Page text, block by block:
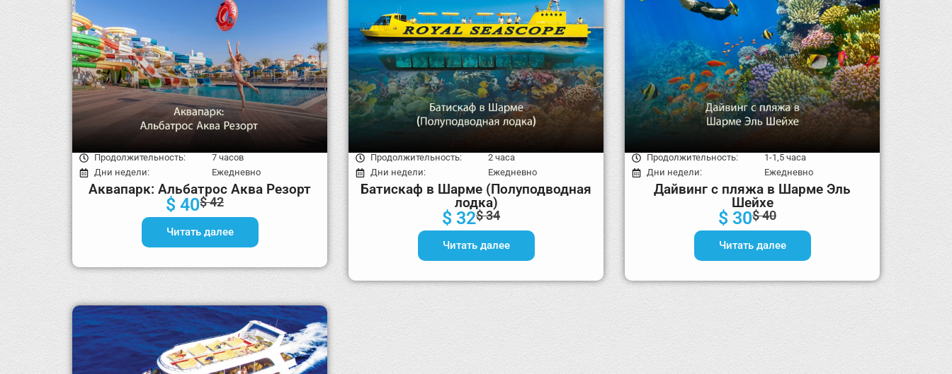
Продолжительность:
Дни недели:
7 часов
Ежедневно
Аквапарк: Альбатрос Аква Резорт
$ 40$ 42
Читать далее
Продолжительность:
Дни недели:
2 часа
Ежедневно
Батискаф в Шарме (Полуподводная
лодка)
$ 32$ 34
Читать далее
Продолжительность:
Дни недели:
1-1,5 часа
Ежедневно
Дайвинг с пляжа в Шарме Эль
Шейхе
$ 30$ 40
Читать далее